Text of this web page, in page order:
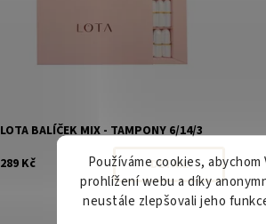
LOTA BALÍČEK MIX - TAMPONY 6/14/3
289 Kč
DETAIL
Používáme cookies,
prohlížení webu a díky
neustále zlepšovali jeho